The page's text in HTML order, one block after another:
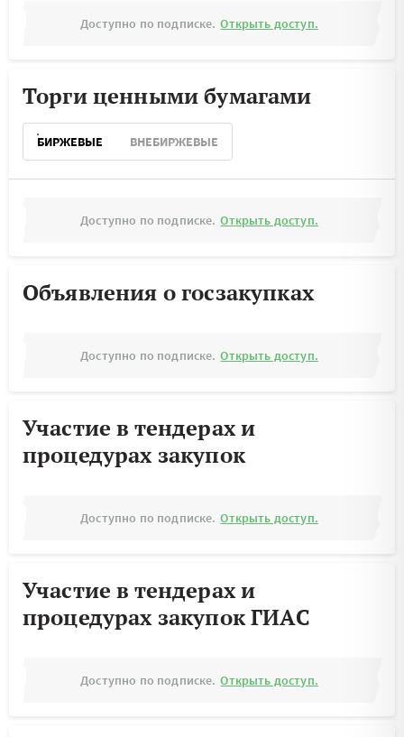
Доступно по подписке. Открыть доступ.
Торги ценными бумагами
БИРЖЕВЫЕ ВНЕБИРЖЕВЫЕ
Доступно по подписке. Открыть доступ.
Объявления о госзакупках
Доступно по подписке. Открыть доступ.
Участие в тендерах и
процедурах закупок
Доступно по подписке. Открыть доступ.
Участие в тендерах и
процедурах закупок ГИАС
Доступно по подписке. Открыть доступ.